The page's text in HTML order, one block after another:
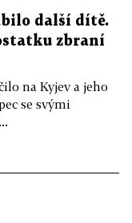
další dítě.
zbraní
na Kyjev a jeho
se svými